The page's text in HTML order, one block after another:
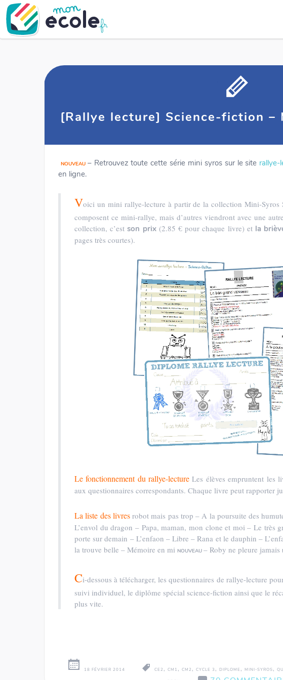
[Rallye lecture] Science-fiction –
NOUVEAU – Retrouvez toute cette série mini syros sur le site rallye-
en ligne.
Voici un mini rallye-lecture à partir de la collection Mini-Syros
composent ce mini-rallye, mais d’autres viendront avec une
collection, c’estson prix(2.85 € pour chaque livre) et la
pages très courtes).
Le fonctionnement du rallye-lecture Les élèves empruntent les
aux questionnaires correspondants. Chaque livre peut rapporter
La liste des livresrobot mais pas trop – A la poursuite des
L’envol du dragon – Papa, maman, mon clone et moi – Le très
porte sur demain – L’enfaon – Libre – Rana et le dauphin –
la trouve belle – Mémoire en mi NOUVEAU – Roby ne pleure jamais
Ci-dessous à télécharger, les questionnaires de rallye-lecture
suivi individuel, le diplôme spécial science-fiction ainsi que le
plus vite.
18 FÉVRIER 2014 CE2 , CM1 , CM2 , CYCLE 3 , DIPLOME , MINI-SYROS,